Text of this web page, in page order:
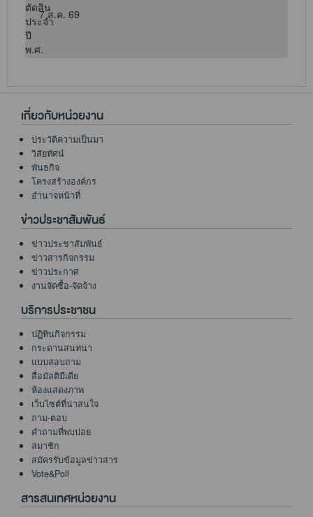
7 ส.ค. 69
เกี่ยวกับหน่วยงาน
ประวัติความเป็นมา
วิสัยทัศน์
พันธกิจ
โครงสร้างองค์กร
อำนาจหน้าที่
ข่าวประชาสัมพันธ์
ข่าวประชาสัมพันธ์
ข่าวสารกิจกรรม
ข่าวประกาศ
งานจัดซื้อ-จัดจ้าง
บริการประชาชน
ปฏิทินกิจกรรม
กระดานสนทนา
แบบสอบถาม
สื่อมัลติมีเดีย
ห้องแสดงภาพ
เว็บไซต์ที่น่าสนใจ
ถาม-ตอบ
คำถามที่พบบ่อย
สมาชิก
สมัครรับข้อมูลข่าวสาร
Vote&Poll
สารสนเทศหน่วยงาน